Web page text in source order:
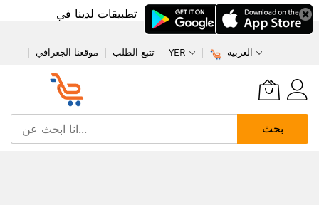
تطبيقات لدينا في
موقعنا الجغرافي تتبع الطلب YER العربية
بحث